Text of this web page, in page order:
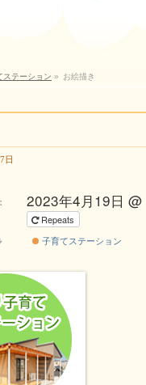
ステーション » お絵描き
日
2023年4月19日
Repeats
子育てステーション